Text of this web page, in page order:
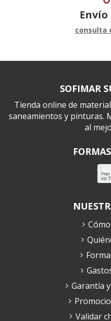
consulta
SOFIMAR
Tienda online de
saneamientos y pinturas.
al
Garantía
Validar